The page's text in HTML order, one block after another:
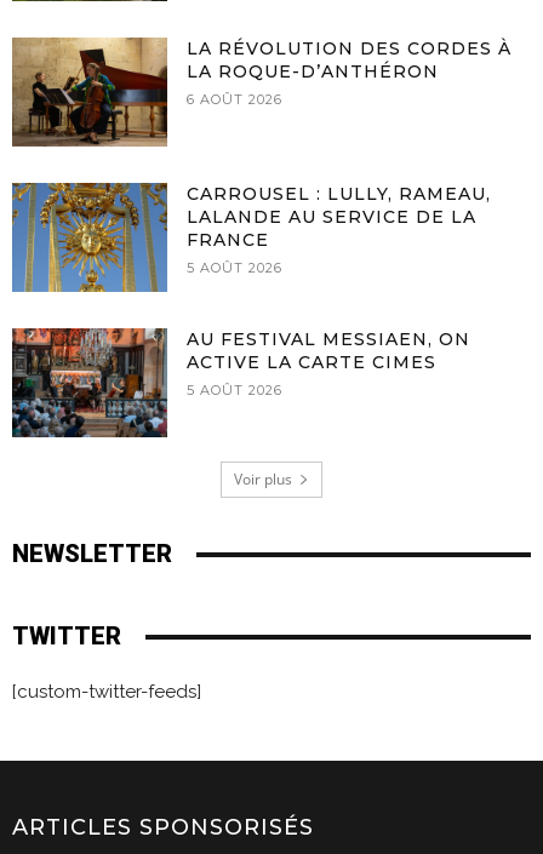
LA RÉVOLUTION DES CORDES À
LA ROQUE-D’ANTHÉRON
6 AOÛT 2026
CARROUSEL : LULLY, RAMEAU,
LALANDE AU SERVICE DE LA
FRANCE
5 AOÛT 2026
AU FESTIVAL MESSIAEN, ON
ACTIVE LA CARTE CIMES
5 AOÛT 2026
Voir plus
NEWSLETTER
TWITTER
[custom-twitter-feeds]
ARTICLES SPONSORISÉS